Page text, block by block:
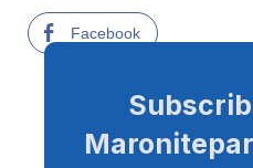
Facebook